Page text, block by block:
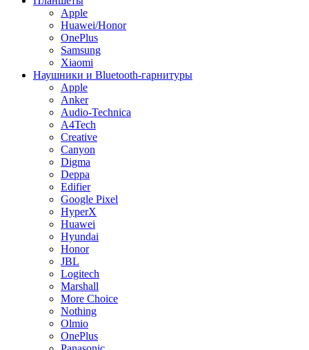
Apple
Huawei/Honor
OnePlus
Samsung
Xiaomi
Наушники и Bluetooth-гарнитуры
Apple
Anker
Audio-Technica
A4Tech
Creative
Canyon
Digma
Deppa
Edifier
Google Pixel
HyperX
Huawei
Hyundai
Honor
JBL
Logitech
Marshall
More Choice
Nothing
Olmio
OnePlus